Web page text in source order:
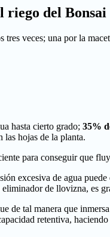
riego del Bonsai
tres veces; una por la
hasta cierto grado; 35%
las hojas de la planta.
para conseguir que
excesiva de agua
de llovizna, es
de tal manera que
retentiva,